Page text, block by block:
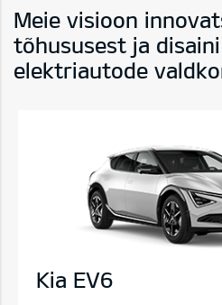
Meie visioon
tõhususest ja
elektriautode
Kia EV6